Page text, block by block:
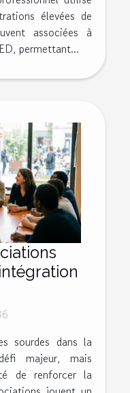
élevées de
associées à
permettant...
sourdes dans la
majeur, mais
de renforcer la